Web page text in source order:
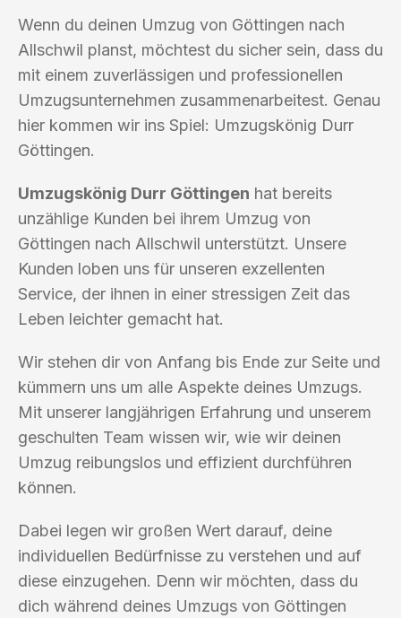
Wenn du deinen Umzug von Göttingen nach
Allschwil planst, möchtest du sicher sein, dass du
mit einem zuverlässigen und professionellen
Umzugsunternehmen zusammenarbeitest. Genau
hier kommen wir ins Spiel: Umzugskönig Durr
Göttingen.
Umzugskönig Durr Göttingen hat bereits
unzählige Kunden bei ihrem Umzug von
Göttingen nach Allschwil unterstützt. Unsere
Kunden loben uns für unseren exzellenten
Service, der ihnen in einer stressigen Zeit das
Leben leichter gemacht hat.
Wir stehen dir von Anfang bis Ende zur Seite und
kümmern uns um alle Aspekte deines Umzugs.
Mit unserer langjährigen Erfahrung und unserem
geschulten Team wissen wir, wie wir deinen
Umzug reibungslos und effizient durchführen
können.
Dabei legen wir großen Wert darauf, deine
individuellen Bedürfnisse zu verstehen und auf
diese einzugehen. Denn wir möchten, dass du
dich während deines Umzugs von Göttingen